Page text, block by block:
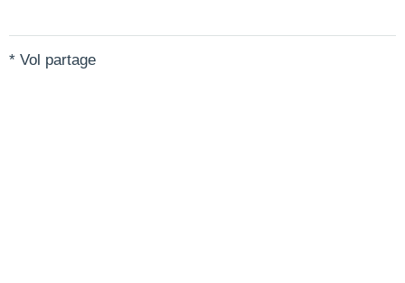
* Vol partage